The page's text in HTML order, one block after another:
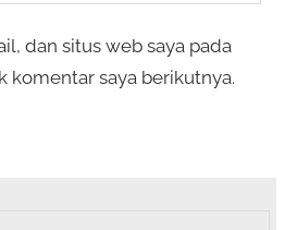
dan situs web saya pada
komentar saya berikutnya.